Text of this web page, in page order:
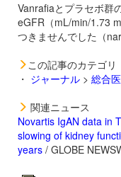
Vanrafiaとプラセボ群
eGFR（mL/min/1.73 m
つきませんでした（
この記事のカテゴリ
・ ジャーナル > 総合
関連ニュース
Novartis IgAN data in
slowing of kidney
years / GLOBE